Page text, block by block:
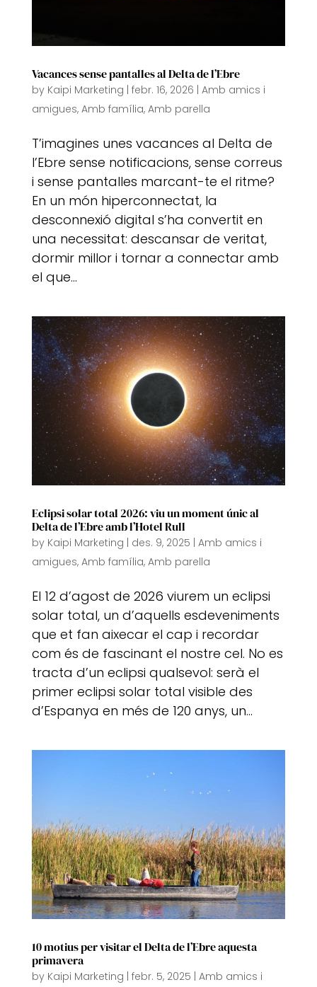
Vacances sense pantalles al Delta de l’Ebre
by Kaipi Marketing | febr. 16, 2026 | Amb amics i
amigues, Amb família, Amb parella
T’imagines unes vacances al Delta de
l’Ebre sense notificacions, sense correus
i sense pantalles marcant-te el ritme?
En un món hiperconnectat, la
desconnexió digital s’ha convertit en
una necessitat: descansar de veritat,
dormir millor i tornar a connectar amb
el que...
Eclipsi solar total 2026: viu un moment únic al
Delta de l’Ebre amb l’Hotel Rull
by Kaipi Marketing | des. 9, 2025 | Amb amics i
amigues, Amb família, Amb parella
El 12 d’agost de 2026 viurem un eclipsi
solar total, un d’aquells esdeveniments
que et fan aixecar el cap i recordar
com és de fascinant el nostre cel. No es
tracta d’un eclipsi qualsevol: serà el
primer eclipsi solar total visible des
d’Espanya en més de 120 anys, un...
10 motius per visitar el Delta de l’Ebre aquesta
primavera
by Kaipi Marketing | febr. 5, 2025 | Amb amics i